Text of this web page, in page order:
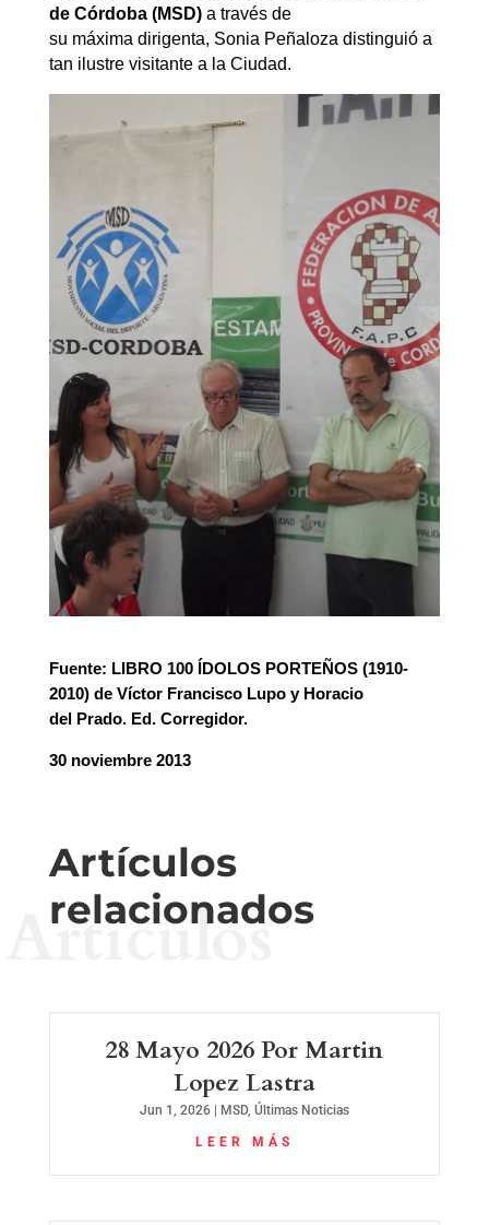
de Córdoba (MSD) a través de
su máxima dirigenta, Sonia Peñaloza distinguió a
tan ilustre visitante a la Ciudad.
Fuente: LIBRO 100 ÍDOLOS PORTEÑOS (1910-
2010) de Víctor Francisco Lupo y Horacio
del Prado. Ed. Corregidor.
30 noviembre 2013
Artículos
relacionados
Artículos
28 Mayo 2026 Por Martin
Lopez Lastra
Jun 1, 2026| MSD, Últimas Noticias
LEER MÁS